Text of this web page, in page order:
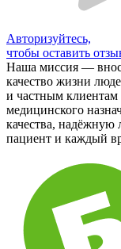
Авторизуйтесь,
чтобы оставить
Наша миссия —
качество жизни
и частным
медицинского
качества, надёжную
пациент и каждый